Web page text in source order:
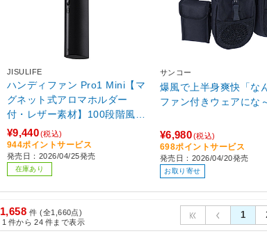
JISULIFE
ハンディファン Pro1 Mini【マ
グネット式アロマホルダー
付・レザー素材】100段階風量
調節 ブラック HP01MJF11
¥9,440(税込)
944ポイントサービス
発売日：2026/04/25発売
在庫あり
サンコー
爆風で上半身爽快「な
ファン付きウェアにな
¥6,980(税込)
698ポイントサービス
発売日：2026/04/20発売
お取り寄せ
1,658 件 (全1,660点)
1 件から 24 件まで表示
1